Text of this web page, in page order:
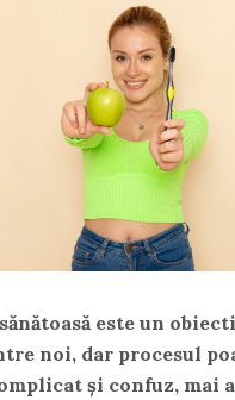
este un
noi, dar procesul
și confuz, mai